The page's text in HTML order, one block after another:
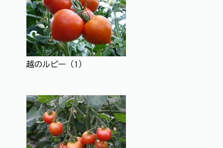
越のルビー（1）